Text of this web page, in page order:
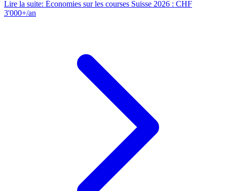
Lire la suite: Économies sur les courses Suisse 2026 : CHF
3'000+/an